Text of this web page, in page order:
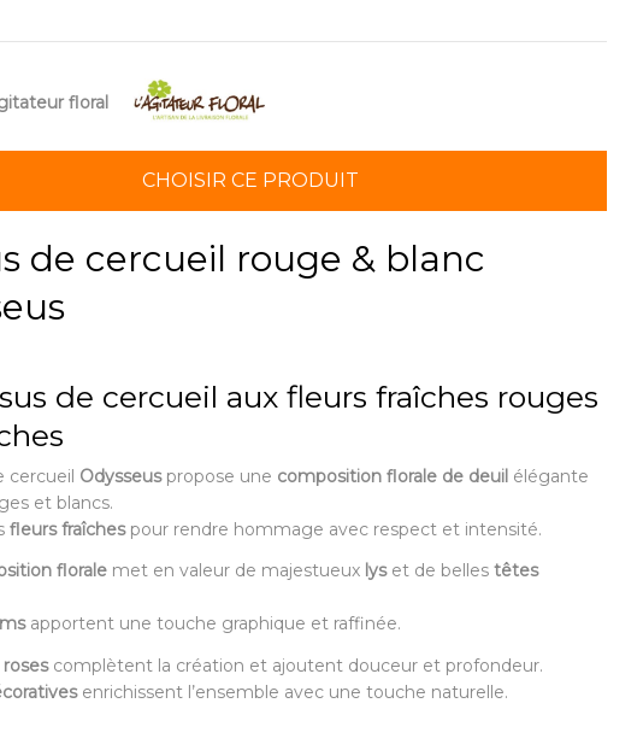
floral
CHOISIR CE PRODUIT
de cercueil rouge & blanc
de cercueil aux fleurs fraîches rouges
cercueil Odysseuspropose une composition florale de deuil élégante
et blancs.
fleurs fraîchespour rendre hommage avec respect et intensité.
florale met en valeur de majestueux lyset de belles têtes
apportent une touche graphique et raffinée.
rosescomplètent la création et ajoutent douceur et profondeur.
enrichissent l’ensemble avec une touche naturelle.